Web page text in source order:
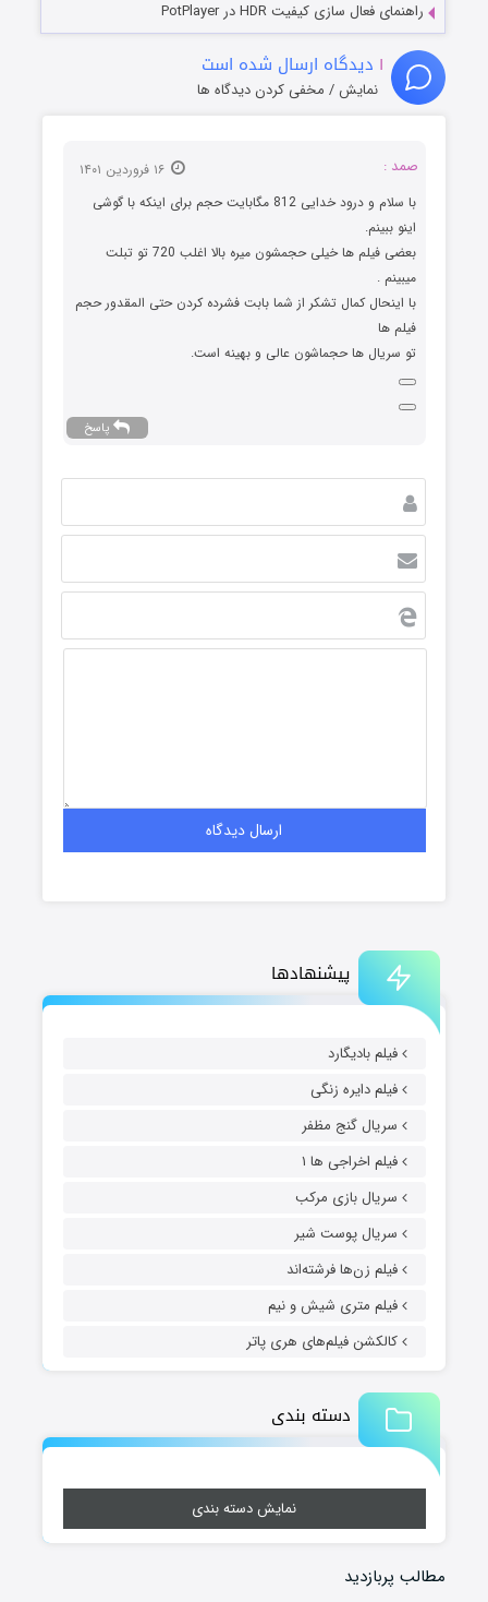
پیشنهادها
فیلم بادیگارد
فیلم دایره زنگی
سریال گنج مظفر
فیلم اخراجی ها ۱
سریال بازی مرکب
سریال پوست شیر
فیلم زن‌ها فرشته‌اند
فیلم متری شیش و نیم
کالکشن فیلم‌های هری پاتر
دسته بندی
نمایش دسته بندی
مطالب پربازدید
راهنمای فعال سازی کیفیت HDR در PotPlayer
۱ دیدگاه ارسال شده است
نمایش / مخفی کردن دیدگاه ها
صمد :
با سلام و درود خدایی 812 مگابایت حجم برای اینکه با گوشی
اینو ببینم.
بعضی فیلم ها خیلی حجمشون میره بالا اغلب 720 تو تبلت
میبینم .
با اینحال کمال تشکر از شما بابت فشرده کردن حتی المقدور حجم
فیلم ها
تو سریال ها حجماشون عالی و بهینه است.
پاسخ